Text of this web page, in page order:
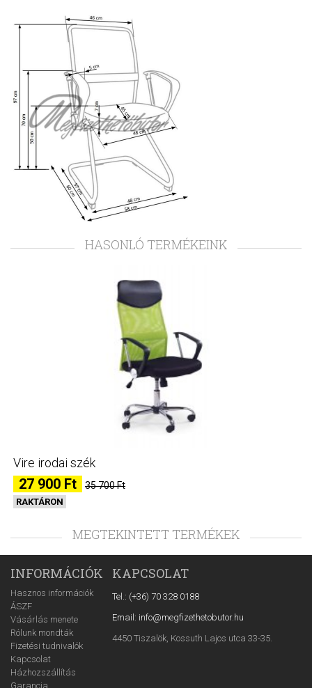
HASONLÓ TERMÉKEINK
Vire irodai szék
27 900 Ft 35 700 Ft
RAKTÁRON
MEGTEKINTETT TERMÉKEK
INFORMÁCIÓK
Hasznos információk
ÁSZF
Vásárlás menete
Rólunk mondták
Fizetési tudnivalók
Kapcsolat
Házhozszállítás
Garancia
KAPCSOLAT
Tel.: (+36) 70 328 0188
Email: info@megfizethetobutor.hu
4450 Tiszalök, Kossuth Lajos utca 33-35.